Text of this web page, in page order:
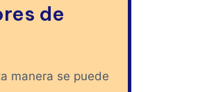
de
manera se puede